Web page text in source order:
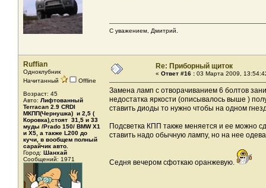
С уважением, Дмитрий.
Ruffian
Одноклубник
Начитанный
Offline
Возраст: 45
Авто: Лифтованный
Terracan 2.9 CRDI
МКПП(Чернушка) и 2,5 (
Коровка),стоят 31,5 и 33
муды /Prado 150/ BMW X1
и X5, а также L200 до
кучи, в вообщем полный
сарайчик авто.
Город: Шанхай
Сообщений: 1971
Re: Приборный щиток
« Ответ #16 : 03 Марта 2009,
Замена ламп с отворачиванием 6 болтов
недостатка яркости (описывалось выше )
ставить диоды то нужно чтобы на одном
Подсветка КПП также меняется и ее можно
ставить надо обычную лампу, но на нее
Седня вечером сфоткаю оранжевую.